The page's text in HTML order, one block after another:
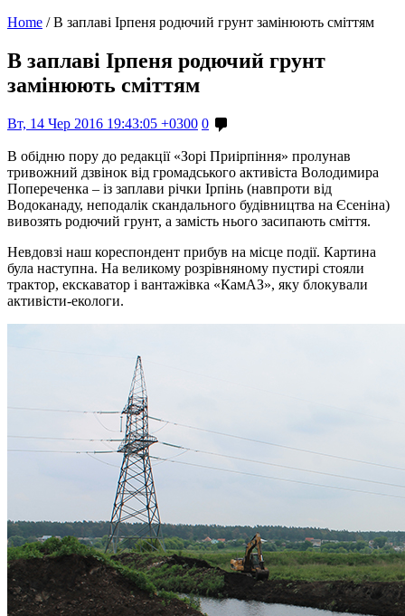
Home / В заплаві Ірпеня родючий грунт замінюють сміттям
В заплаві Ірпеня родючий грунт
замінюють сміттям
Вт, 14 Чер 2016 19:43:05 +0300 0
В обідню пору до редакції «Зорі Приірпіння» пролунав
тривожний дзвінок від громадського активіста Володимира
Попереченка – із заплави річки Ірпінь (навпроти від
Водоканаду, неподалік скандального будівництва на Єсеніна)
вивозять родючий грунт, а замість нього засипають сміття.
Невдовзі наш кореспондент прибув на місце події. Картина
була наступна. На великому розрівняному пустирі стояли
трактор, екскаватор і вантажівка «КамАЗ», яку блокували
активісти-екологи.